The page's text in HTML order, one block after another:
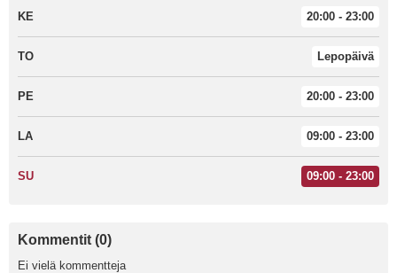
KE 20:00 - 23:00
TO Lepopäivä
PE 20:00 - 23:00
LA 09:00 - 23:00
SU 09:00 - 23:00
Kommentit (0)
Ei vielä kommentteja